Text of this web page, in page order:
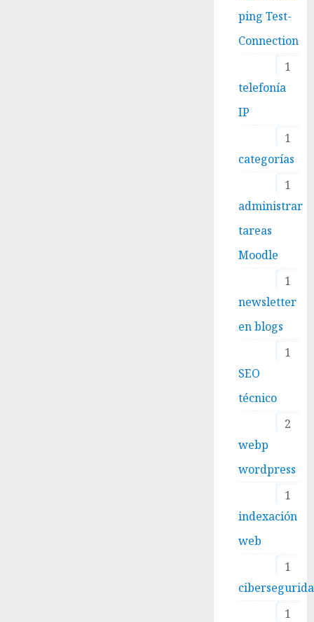
ping Test-
Connection
1
telefonía
IP
1
categorías
1
administrar
tareas
Moodle
1
newsletter
en blogs
1
SEO
técnico
2
webp
wordpress
1
indexación
web
1
1